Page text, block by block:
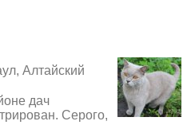
Алтайский
дач
Серого,